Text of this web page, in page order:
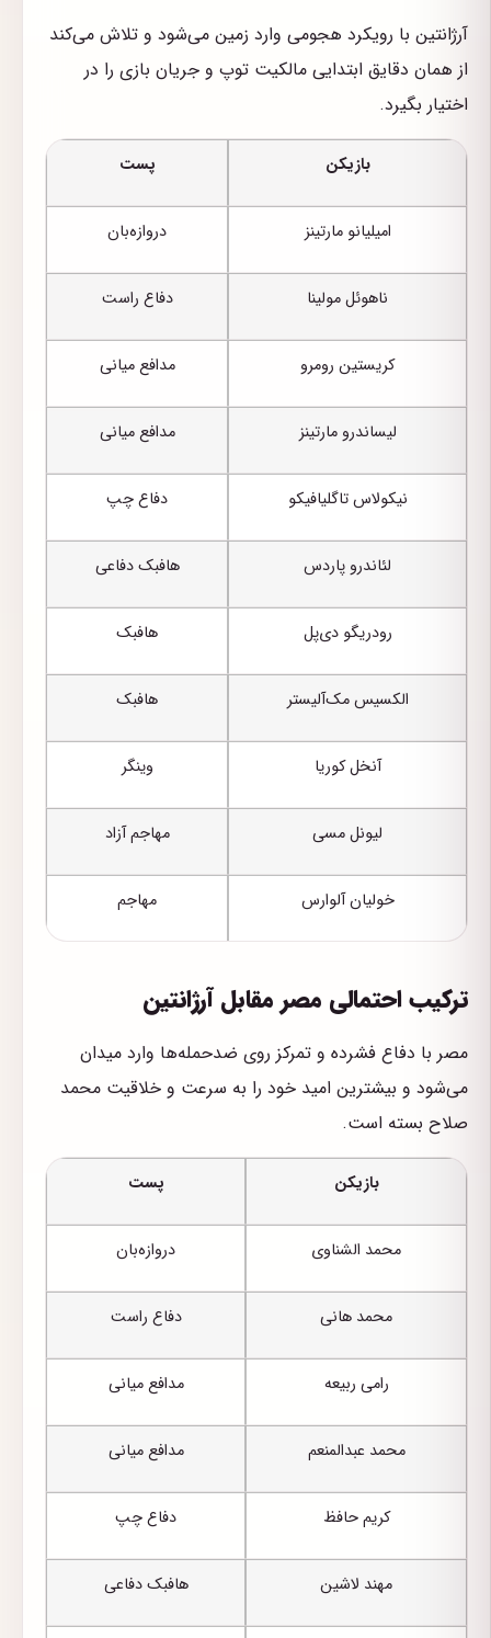
آرژانتین با رویکرد هجومی وارد زمین می‌شود و تلاش می‌کند
از همان دقایق ابتدایی مالکیت توپ و جریان بازی را در
اختیار بگیرد.
بازیکن پست
امیلیانو مارتینز دروازه‌بان
ناهوئل مولینا دفاع راست
کریستین رومرو مدافع میانی
لیساندرو مارتینز مدافع میانی
نیکولاس تاگلیافیکو دفاع چپ
لئاندرو پاردس هافبک دفاعی
رودریگو دی‌پل هافبک
الکسیس مک‌آلیستر هافبک
آنخل کوریا وینگر
لیونل مسی مهاجم آزاد
خولیان آلوارس مهاجم
ترکیب احتمالی مصر مقابل آرژانتین
مصر با دفاع فشرده و تمرکز روی ضدحمله‌ها وارد میدان
می‌شود و بیشترین امید خود را به سرعت و خلاقیت محمد
صلاح بسته است.
بازیکن پست
محمد الشناوی دروازه‌بان
محمد هانی دفاع راست
رامی ربیعه مدافع میانی
محمد عبدالمنعم مدافع میانی
کریم حافظ دفاع چپ
مهند لاشین هافبک دفاعی